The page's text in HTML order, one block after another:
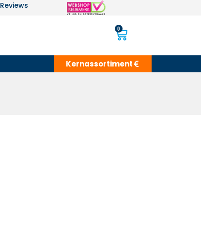
Reviews
0
Kernassortiment